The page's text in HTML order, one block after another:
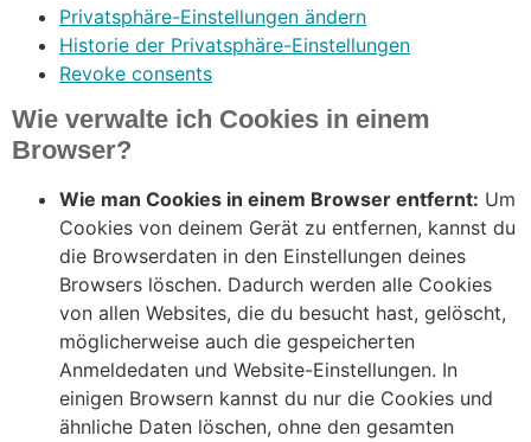
Privatsphäre-Einstellungen ändern
Historie der Privatsphäre-Einstellungen
Revoke consents
Wie verwalte ich Cookies in einem
Browser?
Wie man Cookies in einem Browser entfernt: Um
Cookies von deinem Gerät zu entfernen, kannst du
die Browserdaten in den Einstellungen deines
Browsers löschen. Dadurch werden alle Cookies
von allen Websites, die du besucht hast, gelöscht,
möglicherweise auch die gespeicherten
Anmeldedaten und Website-Einstellungen. In
einigen Browsern kannst du nur die Cookies und
ähnliche Daten löschen, ohne den gesamten